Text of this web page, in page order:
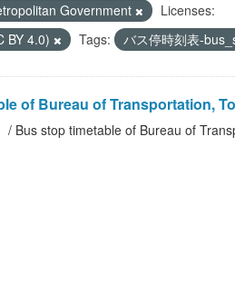
Government
Licenses:
BY 4.0)
Tags: バス停時刻表-
of Bureau of Transportation,
/ Bus stop timetable of Bureau of